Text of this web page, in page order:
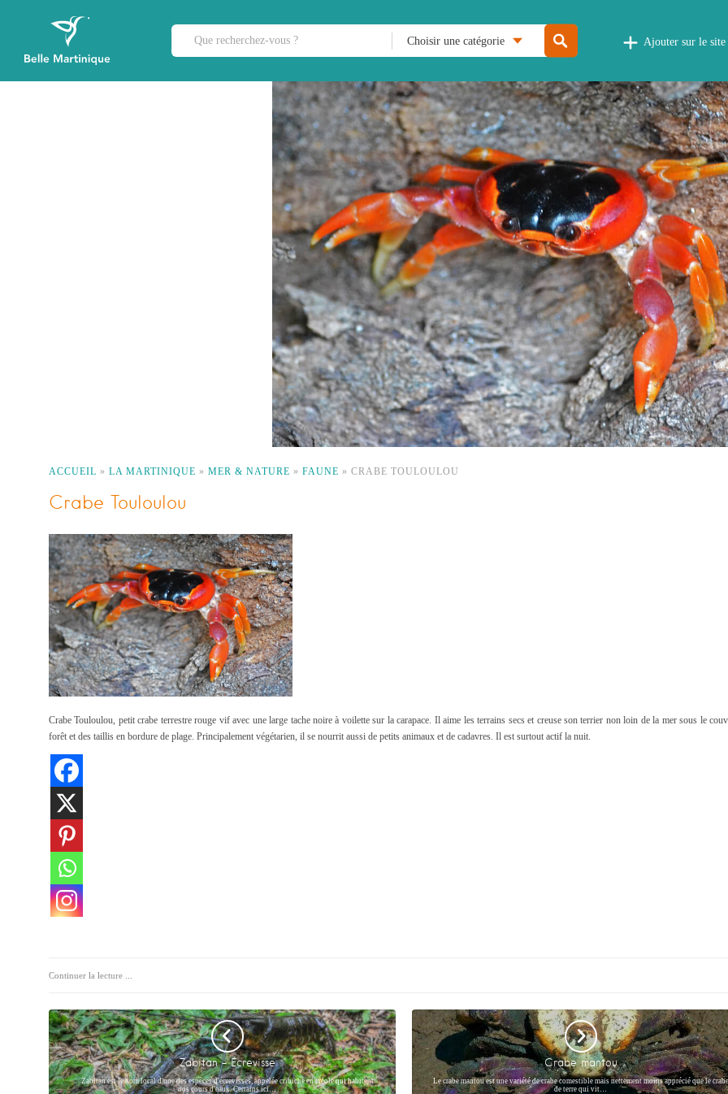
Choisir une catégorie Ajouter sur le site
ACCUEIL » LA MARTINIQUE » MER & NATURE » FAUNE » CRABE TOULOULOU
Crabe Touloulou
Crabe Touloulou, petit crabe terrestre rouge vif avec une large tache noire à voilette sur la carapace. Il aime les terrains secs et creuse son terrier non loin de la mer sous le
forêt et des taillis en bordure de plage. Principalement végétarien, il se nourrit aussi de petits animaux et de cadavres. Il est surtout actif la nuit.
Continuer la lecture ...
Zabitan – Écrevisse
Zabitan est le nom local d'une des espèces d'écrevisses, appelée cribiche en créole qui habitent
nos cours d'eaux. Certains ici…
Crabe mantou
Le crabe mantou est une variété de crabe comestible mais nettement moins apprécié que le crabe
de terre qui vit…